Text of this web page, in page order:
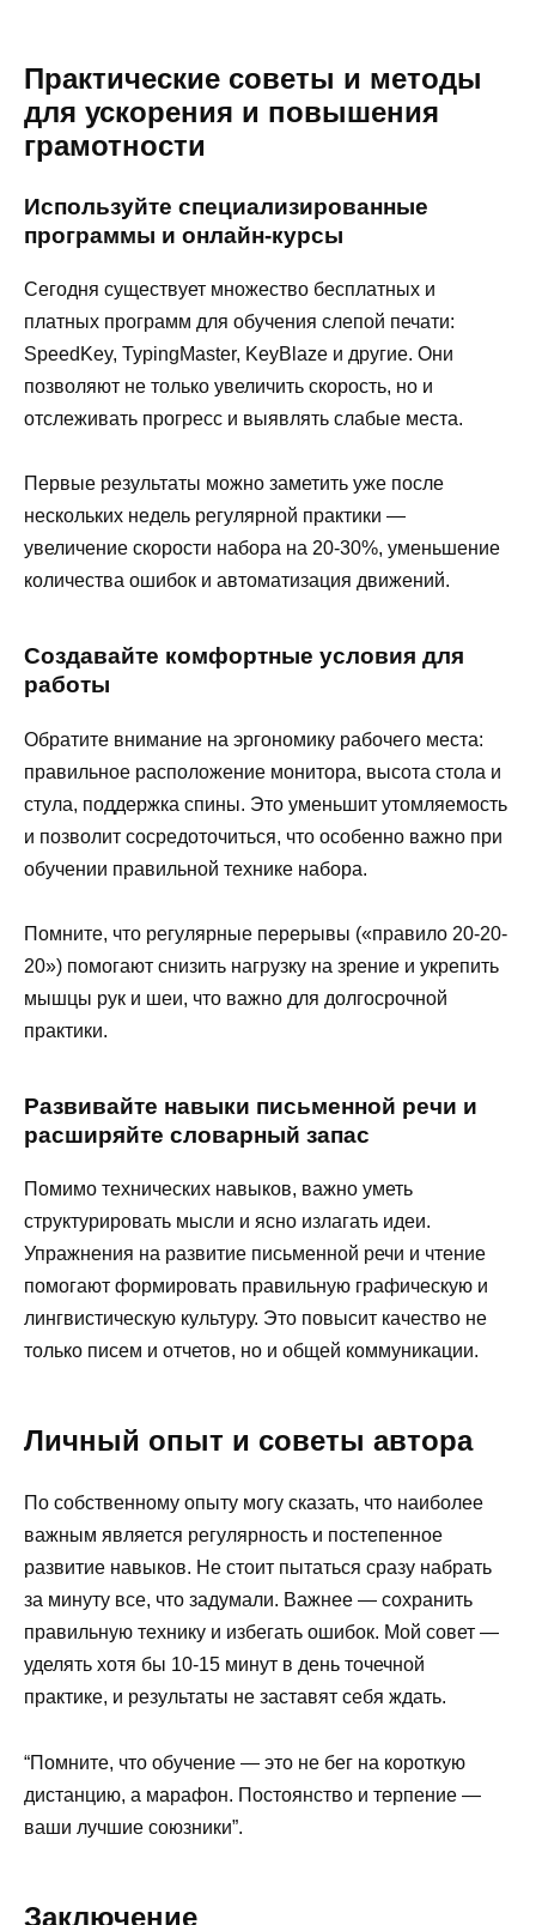
Практические советы и методы
для ускорения и повышения
грамотности
Используйте специализированные
программы и онлайн-курсы
Сегодня существует множество бесплатных и
платных программ для обучения слепой печати:
SpeedKey, TypingMaster, KeyBlaze и другие. Они
позволяют не только увеличить скорость, но и
отслеживать прогресс и выявлять слабые места.
Первые результаты можно заметить уже после
нескольких недель регулярной практики —
увеличение скорости набора на 20-30%, уменьшение
количества ошибок и автоматизация движений.
Создавайте комфортные условия для
работы
Обратите внимание на эргономику рабочего места:
правильное расположение монитора, высота стола и
стула, поддержка спины. Это уменьшит утомляемость
и позволит сосредоточиться, что особенно важно при
обучении правильной технике набора.
Помните, что регулярные перерывы («правило 20-20-
20») помогают снизить нагрузку на зрение и укрепить
мышцы рук и шеи, что важно для долгосрочной
практики.
Развивайте навыки письменной речи и
расширяйте словарный запас
Помимо технических навыков, важно уметь
структурировать мысли и ясно излагать идеи.
Упражнения на развитие письменной речи и чтение
помогают формировать правильную графическую и
лингвистическую культуру. Это повысит качество не
только писем и отчетов, но и общей коммуникации.
Личный опыт и советы автора
По собственному опыту могу сказать, что наиболее
важным является регулярность и постепенное
развитие навыков. Не стоит пытаться сразу набрать
за минуту все, что задумали. Важнее — сохранить
правильную технику и избегать ошибок. Мой совет —
уделять хотя бы 10-15 минут в день точечной
практике, и результаты не заставят себя ждать.
“Помните, что обучение — это не бег на короткую
дистанцию, а марафон. Постоянство и терпение —
ваши лучшие союзники”.
Заключение